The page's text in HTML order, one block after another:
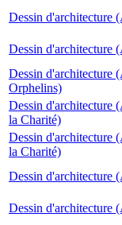
Dessin d'architecture
Dessin d'architecture
Dessin d'architecture
Orphelins)
Dessin d'architecture
la Charité)
Dessin d'architecture
la Charité)
Dessin d'architecture
Dessin d'architecture